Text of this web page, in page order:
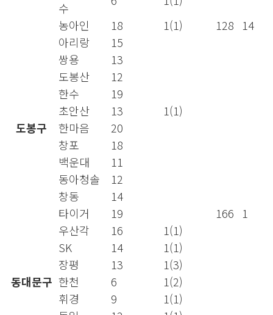
수
농아인
18 1(1) 128 14
도봉구
아리랑
15
쌍용
13
도봉산
12
한수
19
초안산
13
1(1)
한마음
20
창포
18
백운대
11
동아청솔
12
창동
14
타이거
19 166 1
동대문구
우산각 16
1(1)
SK
14
1(1)
장평
13
1(3)
한천
6
1(2)
휘경
9
1(1)